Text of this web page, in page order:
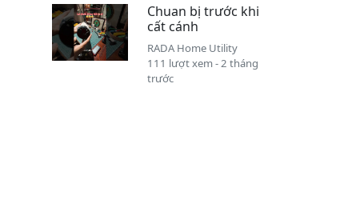
Chuan bị trước khi
cất cánh
RADA Home Utility
111 lượt xem - 2 tháng
trước